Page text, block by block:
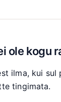
ole kogu
ilma, kui sul
tingimata.